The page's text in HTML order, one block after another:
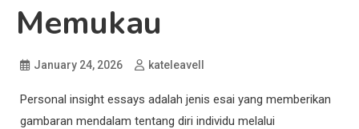
Memukau
January 24, 2026 kateleavell
Personal insight essays adalah jenis esai yang memberikan
gambaran mendalam tentang diri individu melalui